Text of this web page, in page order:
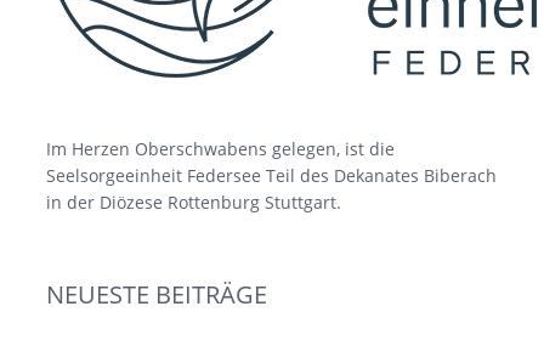
Im Herzen Oberschwabens gelegen, ist die
Seelsorgeeinheit Federsee Teil des Dekanates Biberach
in der Diözese Rottenburg Stuttgart.
NEUESTE BEITRÄGE